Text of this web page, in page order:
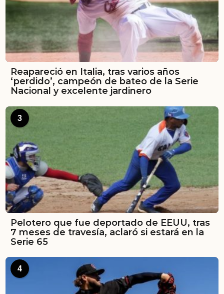
Reapareció en Italia, tras varios años
‘perdido’, campeón de bateo de la Serie
Nacional y excelente jardinero
3
Pelotero que fue deportado de EEUU, tras
7 meses de travesía, aclaró si estará en la
Serie 65
4